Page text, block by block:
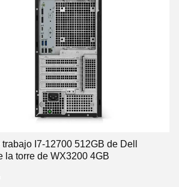
I7-12700 512GB de Dell
la torre de WX3200 4GB